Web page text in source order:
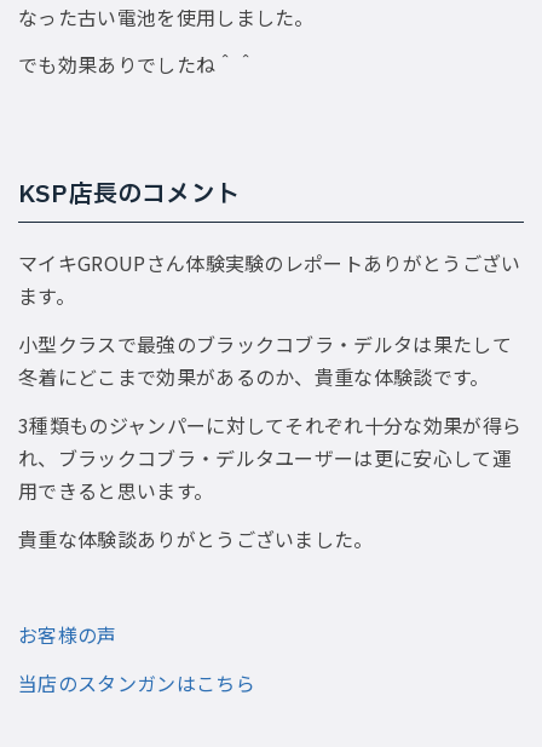
なった古い電池を使用しました。
でも効果ありでしたね＾＾
KSP店長のコメント
マイキGROUPさん体験実験のレポートありがとうござい
ます。
小型クラスで最強のブラックコブラ・デルタは果たして
冬着にどこまで効果があるのか、貴重な体験談です。
3種類ものジャンパーに対してそれぞれ十分な効果が得ら
れ、ブラックコブラ・デルタユーザーは更に安心して運
用できると思います。
貴重な体験談ありがとうございました。
お客様の声
当店のスタンガンはこちら